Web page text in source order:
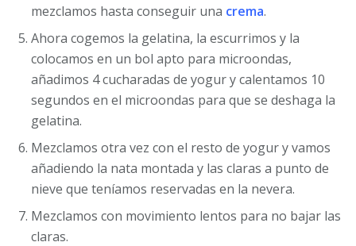
mezclamos hasta conseguir una crema.
Ahora cogemos la gelatina, la escurrimos y la
colocamos en un bol apto para microondas,
añadimos 4 cucharadas de yogur y calentamos 10
segundos en el microondas para que se deshaga la
gelatina.
Mezclamos otra vez con el resto de yogur y vamos
añadiendo la nata montada y las claras a punto de
nieve que teníamos reservadas en la nevera.
Mezclamos con movimiento lentos para no bajar las
claras.